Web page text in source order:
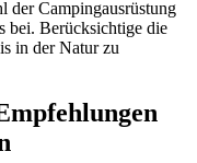
der Campingausrüstung
bei. Berücksichtige die
in der Natur zu